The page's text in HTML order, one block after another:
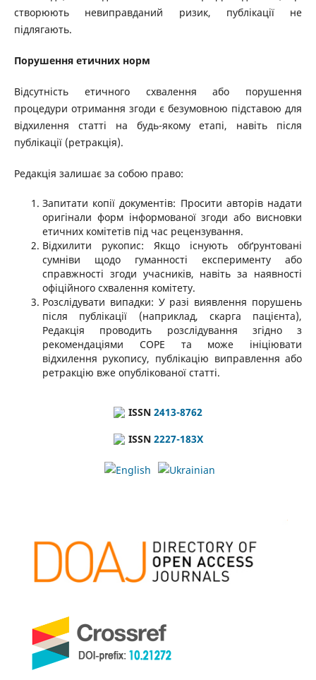
створюють невиправданий ризик, публікації не
підлягають.
Порушення етичних норм
Відсутність етичного схвалення або порушення
процедури отримання згоди є безумовною підставою для
відхилення статті на будь-якому етапі, навіть після
публікації (ретракція).
Редакція залишає за собою право:
Запитати копії документів: Просити авторів надати
оригінали форм інформованої згоди або висновки
етичних комітетів під час рецензування.
Відхилити рукопис: Якщо існують обґрунтовані
сумніви щодо гуманності експерименту або
справжності згоди учасників, навіть за наявності
офіційного схвалення комітету.
Розслідувати випадки: У разі виявлення порушень
після публікації (наприклад, скарга пацієнта),
Редакція проводить розслідування згідно з
рекомендаціями COPE та може ініціювати
відхилення рукопису, публікацію виправлення або
ретракцію вже опублікованої статті.
ISSN 2413-8762
ISSN 2227-183X